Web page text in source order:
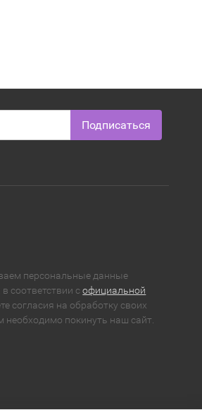
Подписаться
персональные данные
соответствии софициальной
согласия на обработку своих
покинуть наш сайт.